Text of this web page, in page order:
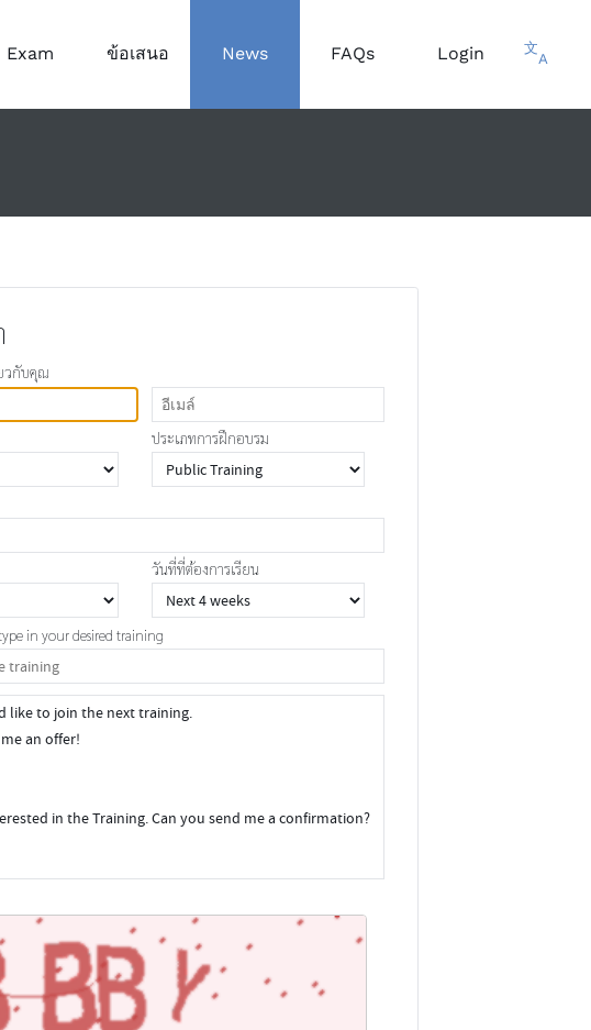
Exam ข้อเสนอ News FAQs Login 文
A
วกับคุณ
ประเภทการฝึกอบรม
วันที่ที่ต้องการเรียน
in your desired training